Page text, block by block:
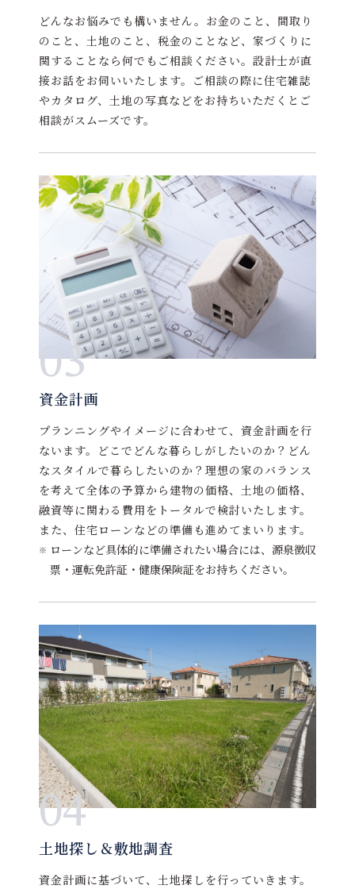
どんなお悩みでも構いません。お金のこと、間取り
のこと、土地のこと、税金のことなど、家づくりに
関することなら何でもご相談ください。設計士が直
接お話をお伺いいたします。ご相談の際に住宅雑誌
やカタログ、土地の写真などをお持ちいただくとご
相談がスムーズです。
03
資金計画
プランニングやイメージに合わせて、資金計画を行
ないます。どこでどんな暮らしがしたいのか？どん
なスタイルで暮らしたいのか？理想の家のバランス
を考えて全体の予算から建物の価格、土地の価格、
融資等に関わる費用をトータルで検討いたします。
また、住宅ローンなどの準備も進めてまいります。
ローンなど具体的に準備されたい場合には、源泉徴収
票・運転免許証・健康保険証をお持ちください。
04
土地探し＆敷地調査
資金計画に基づいて、土地探しを行っていきます。